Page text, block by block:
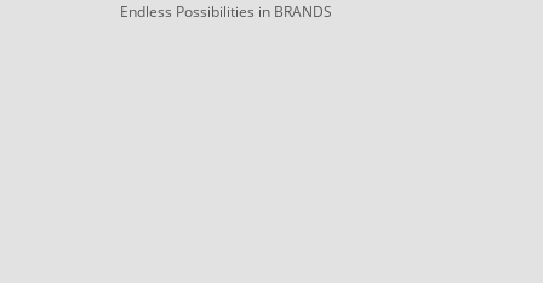
Endless Possibilities in BRANDS